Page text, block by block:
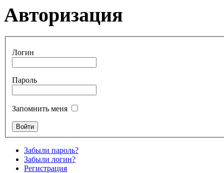
Авторизация
Логин
Пароль
Запомнить меня
Забыли пароль?
Забыли логин?
Регистрация